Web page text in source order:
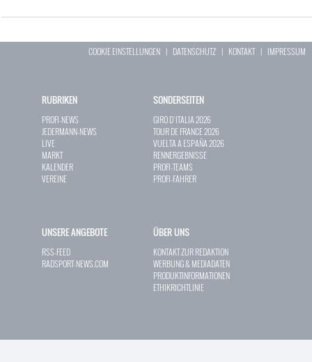
COOKIE EINSTELLUNGEN | DATENSCHUTZ | KONTAKT| IMPRESSUM
RUBRIKEN
PROFI-NEWS
JEDERMANN-NEWS
LIVE
MARKT
KALENDER
VEREINE
SONDERSEITEN
GIRO D`ITALIA 2026
TOUR DE FRANCE 2026
VUELTA A ESPAÑA 2026
RENNERGEBNISSE
PROFI-TEAMS
PROFI-FAHRER
UNSERE ANGEBOTE
RSS-FEED
RADSPORT-NEWS.COM
ÜBER UNS
KONTAKT ZUR REDAKTION
WERBUNG & MEDIADATEN
PRODUKTINFORMATIONEN
ETHIKRICHTLINIE